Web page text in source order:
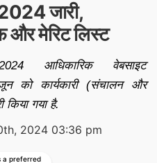
जारी,
मेरिट लिस्ट
आधिकारिक वेबसाइट
को कार्यकारी (संचालन और
किया गया है.
2024 03:36 pm
a preferred